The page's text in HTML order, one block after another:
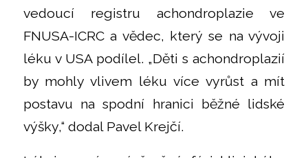
vedoucí registru achondroplazie ve
FNUSA-ICRC a vědec, který se na vývoji
léku v USA podílel. „Děti s achondroplazií
by mohly vlivem léku více vyrůst a mít
postavu na spodní hranici běžné lidské
výšky,“ dodal Pavel Krejčí.